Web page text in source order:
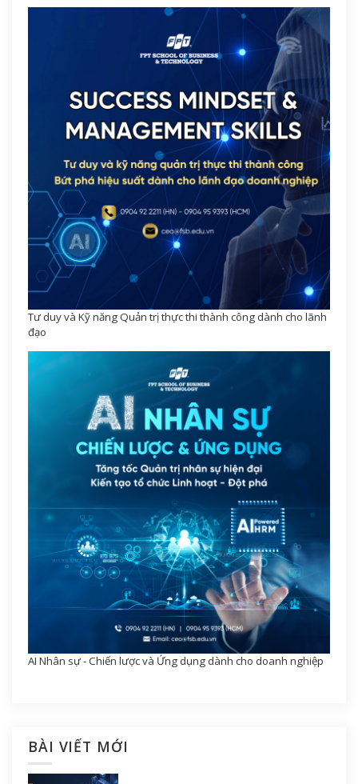
Tư duy và Kỹ năng Quản trị thực thi thành công dành cho lãnh
đạo
AI Nhân sự - Chiến lược và Ứng dụng dành cho doanh nghiệp
BÀI VIẾT MỚI